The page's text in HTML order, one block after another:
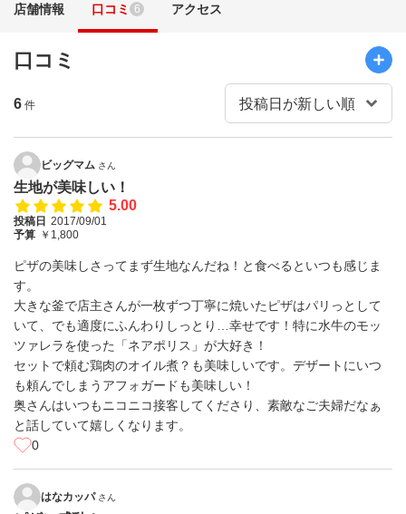
店舗情報 口コミ 6 アクセス
口コミ
6 件
ビッグマム さん
生地が美味しい！
5.00
投稿日 2017/09/01
予算 ￥1,800
ピザの美味しさってまず生地なんだね！と食べるといつも感じま
す。
大きな釜で店主さんが一枚ずつ丁寧に焼いたピザはパリっとして
いて、でも適度にふんわりしっとり…幸せです！特に水牛のモッ
ツァレラを使った「ネアポリス」が大好き！
セットで頼む鶏肉のオイル煮？も美味しいです。デザートにいつ
も頼んでしまうアフォガードも美味しい！
奥さんはいつもニコニコ接客してくださり、素敵なご夫婦だなぁ
と話していて嬉しくなります。
0
はなカッパ さん